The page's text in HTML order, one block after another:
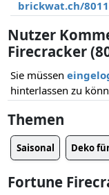
brickwat.ch/
Nutzer
Firecracker
Sie müssen
hinterlassen zu
Themen
Saisonal Deko
Fortune